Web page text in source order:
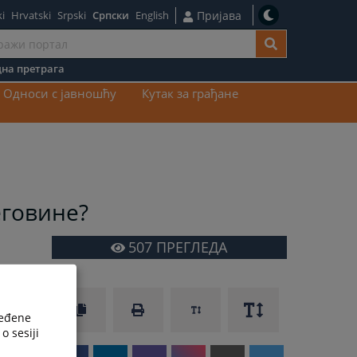
Hrvatski Srpski Српски English Пријава
претрага
Односи с јавношћу
Кутак за грађане
507 ПРЕГЛЕДА
sesiji